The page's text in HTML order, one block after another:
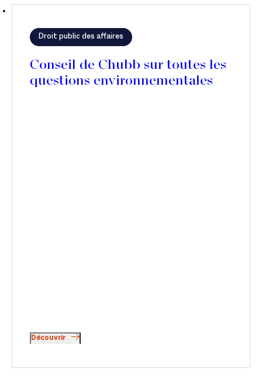
Droit public des affaires
Conseil de Chubb sur toutes les
questions environnementales
Découvrir